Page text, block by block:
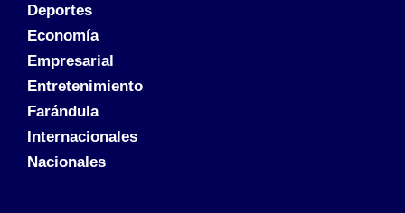
Deportes
Economía
Empresarial
Entretenimiento
Farándula
Internacionales
Nacionales